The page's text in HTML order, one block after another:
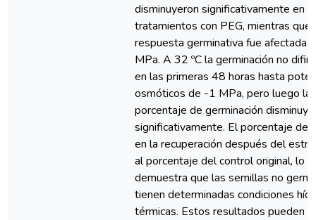
disminuyeron significativamente en
tratamientos con PEG, mientras que
respuesta germinativa fue afectada
MPa. A 32 ºC la germinación no
en las primeras 48 horas hasta
osmóticos de -1 MPa, pero luego la
porcentaje de germinación
significativamente. El porcentaje de
en la recuperación después del
al porcentaje del control original, lo
demuestra que las semillas no
tienen determinadas condiciones
térmicas. Estos resultados pueden